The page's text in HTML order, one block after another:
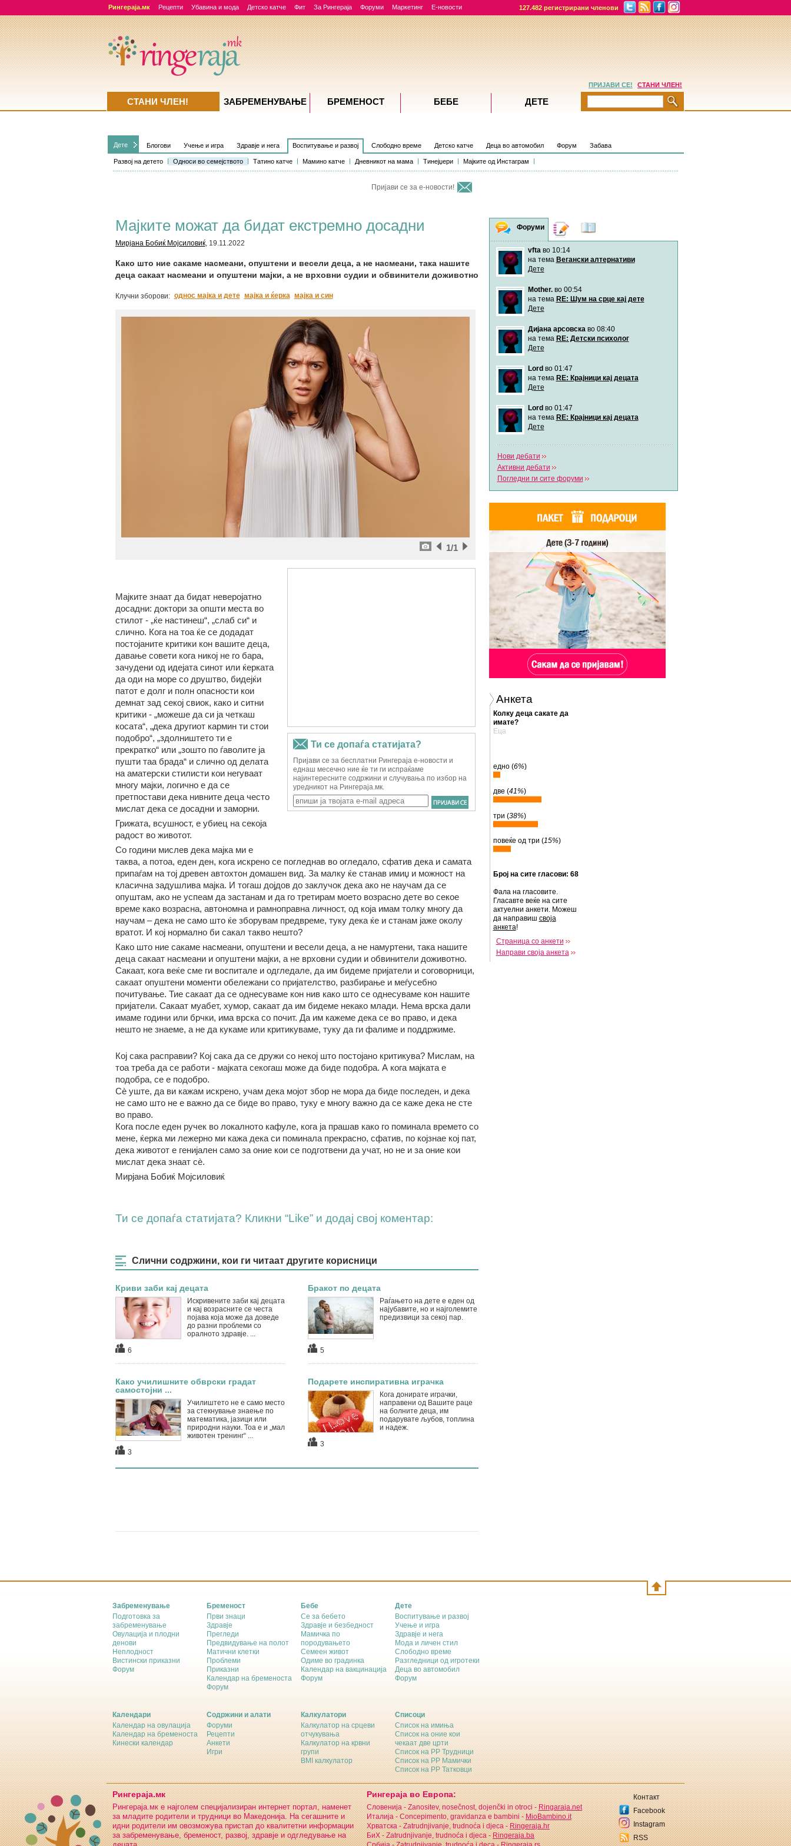
Рингераја.мк Рецепти Убавина и мода Детско катче Фит За Рингераја Форуми Маркетинг Е-новости 127.482 регистрирани членови
Дете Блогови Учење и игра Здравје и нега Воспитување и развој
Развој на детето Односи во семејството Татино катче Мамино катче Дневникот на мама Тинејџери Мајките од Инстаграм
Слободно време Детско катче Деца во автомобил Форум Забава
Пријави се за е-новости!
Мајките можат да бидат екстремно досадни
Мирјана Бобиќ Мојсиловиќ, 19.11.2022
Како што ние сакаме насмеани, опуштени и весели деца, а не насмеани, така нашите
деца сакаат насмеани и опуштени мајки, а не врховни судии и обвинители доживотно
Клучни зборови: однос мајка и дете мајка и ќерка мајка и син
/1
1
Мајките знаат да бидат неверојатно
досадни: доктори за општи места во
стилот - „ќе настинеш“, „слаб си“ и
слично. Кога на тоа ќе се додадат
постојаните критики кон вашите деца,
давање совети кога никој не го бара,
зачудени од идејата синот или ќерката
да оди на море со друштво, бидејќи
патот е долг и полн опасности кои
демнат зад секој свиок, како и ситни
критики - „можеше да си ја четкаш
косата“, „дека другиот кармин ти стои
подобро“, „здолништето ти е
прекратко“ или „зошто по ѓаволите ја
пушти таа брада“ и слично од делата
на аматерски стилисти кои негуваат
многу мајки, логично е да се
претпостави дека нивните деца често
мислат дека се досадни и заморни.
Грижата, всушност, е убиец на секоја
радост во животот.
Со години мислев дека мајка ми е
таква, а потоа, еден ден, кога искрено се погледнав во огледало, сфатив дека и самата
припаѓам на тој древен автохтон домашен вид. За малку ќе станав имиџ и можност на
класична задушлива мајка. И тогаш дојдов до заклучок дека ако не научам да се
опуштам, ако не успеам да застанам и да го третирам моето возрасно дете во секое
време како возрасна, автономна и рамноправна личност, од која имам толку многу да
научам – дека не само што ќе зборувам предвреме, туку дека ќе и станам јаже околу
вратот. И кој нормално би сакал такво нешто?
Како што ние сакаме насмеани, опуштени и весели деца, а не намуртени, така нашите
деца сакаат насмеани и опуштени мајки, а не врховни судии и обвинители доживотно.
Сакаат, кога веќе сме ги воспитале и одгледале, да им бидеме пријатели и соговорници,
сакаат опуштени моменти обележани со пријателство, разбирање и меѓусебно
почитување. Тие сакаат да се однесуваме кон нив како што се однесуваме кон нашите
пријатели. Сакаат муабет, хумор, сакаат да им бидеме некако млади. Нема врска дали
имаме години или брчки, има врска со почит. Да им кажеме дека се во право, и дека
нешто не знаеме, а не да кукаме или критикуваме, туку да ги фалиме и поддржиме.
Кој сака расправии? Кој сака да се дружи со некој што постојано критикува? Мислам, на
тоа треба да се работи - мајката секогаш може да биде подобра. А кога мајката е
подобра, се е подобро.
Сè уште, да ви кажам искрено, учам дека мојот збор не мора да биде последен, и дека
не само што не е важно да се биде во право, туку е многу важно да се каже дека не сте
во право.
Кога после еден ручек во локалното кафуле, кога ја прашав како го поминала времето со
мене, ќерка ми лежерно ми кажа дека си поминала прекрасно, сфатив, по којзнае кој пат,
дека животот е генијален само за оние кои се подготвени да учат, но не и за оние кои
мислат дека знаат сè.
Мирјана Бобиќ Мојсиловиќ
Ти се допаѓа статијата? Кликни “Like” и додај свој коментар:
Слични содржини, кои ги читаат другите корисници
Криви заби кај децата
Искривените заби кај децата
и кај возрасните се честа
појава која може да доведе
до разни проблеми со
оралното здравје. ...
6
Бракот по децата
Раѓањето на дете е еден од
најубавите, но и најголемите
предизвици за секој пар.
5
Како училишните обврски градат
самостојни ...
Училиштето не е само место
за стекнување знаење по
математика, јазици или
природни науки. Тоа е и „мал
животен тренинг“ ...
3
Подарете инспиративна играчка
Кога донирате играчки,
направени од Вашите раце
на болните деца, им
подарувате љубов, топлина
и надеж.
3
Форуми Дневници
vftaво 10:14
на тема Вегански алтернативи
Дете
Mother.во 00:54
на тема RE: Шум на срце кај дете
Дете
Дијана арсовскаво 08:40
на тема RE: Детски психолог
Дете
Lord во 01:47
на тема RE: Крајници кај децата
Дете
Lord во 01:47
на тема RE: Крајници кај децата
Дете
Нови дебати
Активни дебати
Погледни ги сите форуми
Анкета
Колку деца сакате да
имате?
Еца
едно (6%)
две (41%)
три (38%)
повеќе од три (15%)
Број на сите гласови: 68
Фала на гласовите.
Гласавте веќе на сите
актуелни анкети. Можеш
да направиш своја
анкета!
Страница со анкети
Направи своја анкета
ПРИЈАВИ СЕ! СТАНИ ЧЛЕН!
СТАНИ ЧЛЕН! ЗАБРЕМЕНУВАЊE БРЕМЕНОСТ БЕБЕ ДЕТЕ
Забременување
Подготовка за
забременување
Овулација и плодни
денови
Неплодност
Вистински приказни
Форум
Бременост
Први знаци
Здравје
Прегледи
Предвидување на полот
Матични клетки
Проблеми
Приказни
Календар на бременоста
Форум
Бебе
Се за бебето
Здравје и безбедност
Мамичка по
породувањето
Семеен живот
Одиме во градинка
Календар на вакцинација
Форум
Дете
Воспитување и развој
Учење и игра
Здравје и нега
Мода и личен стил
Слободно време
Разгледници од игротеки
Деца во автомобил
Форум
Календари
Календар на овулација
Календар на бременоста
Кинески календар
Содржини и алати
Форуми
Рецепти
Анкети
Игри
Калкулатори
Калкулатор на срцеви
отчукувања
Калкулатор на крвни
групи
BMI калкулатор
Списоци
Список на имиња
Список на оние кои
чекаат две црти
Список на РР Трудници
Список на РР Мамички
Список на РР Татковци
Рингераја.мк
Рингераја.мк е најголем специјализиран интернет портал, наменет
за младите родители и трудници во Македонија. На сегашните и
идни родители им овозможува пристап до квалитетни информации
за забременување, бременост, развој, здравје и одгледување на
Рингераја во Европа:
Словенија - Zanositev, nosečnost, dojenčki in otroci -Ringaraja.net
Италија - Concepimento, gravidanza e bambini -MioBambino.it
Хрватска - Zatrudnjivanje, trudnoća i djeca -Ringeraja.hr
БиХ - Zatrudnjivanje, trudnoća i djeca -Ringeraja.ba
Контакт
Facebook
Instagram
RSS